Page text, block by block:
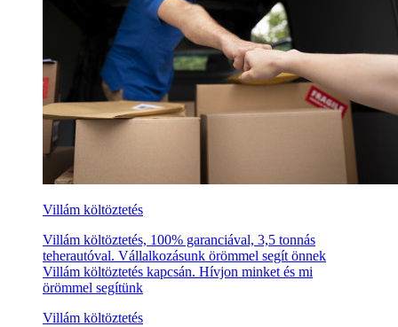
Villám költöztetés
Villám költöztetés, 100% garanciával, 3,5 tonnás
teherautóval. Vállalkozásunk örömmel segít önnek
Villám költöztetés kapcsán. Hívjon minket és mi
örömmel segítünk
Villám költöztetés